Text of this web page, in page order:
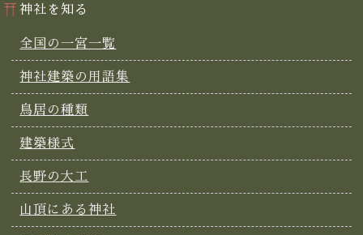
神社を知る
全国の一宮一覧
神社建築の用語集
鳥居の種類
建築様式
長野の大工
山頂にある神社